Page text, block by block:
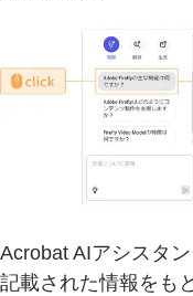
Acrobat AIアシスタ
記載された情報をも